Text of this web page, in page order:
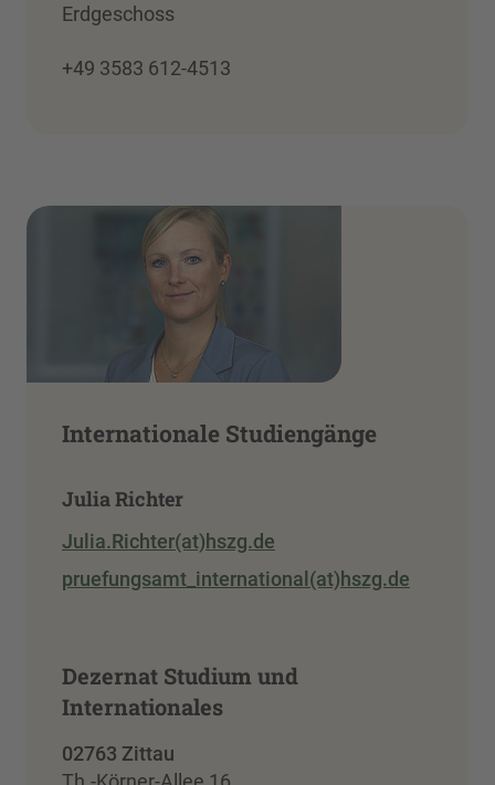
Erdgeschoss
+49 3583 612-4513
Internationale Studiengänge
Julia Richter
Julia.Richter(at)hszg.de
pruefungsamt_international(at)hszg.de
Dezernat Studium und
Internationales
02763 Zittau